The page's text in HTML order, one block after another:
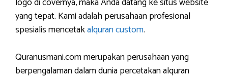
yang tepat. Kami adalah perusahaan profesional
spesialis mencetakalquran custom.
Quranusmani.com merupakan perusahaan yang
berpengalaman dalam dunia percetakan alquran